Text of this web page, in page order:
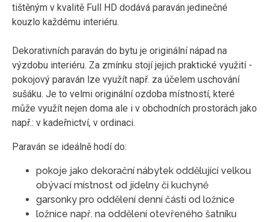
tištěným v kvalitě Full HD dodává paraván jedinečné
kouzlo každému interiéru.
Dekorativních paraván do bytu je originální nápad na
výzdobu interiéru. Za zmínku stojí jejich praktické využití -
pokojový paraván lze využít např. za účelem uschování
sušáku. Je to velmi originální ozdoba místností, které
může využít nejen doma ale i v obchodních prostorách jako
např.: v kadeřnictví, v ordinaci.
Paraván se ideálně hodí do:
pokoje jako dekorační nábytek oddělující velkou
obývací místnost od jídelny či kuchyně
garsonky pro oddělení denní části od ložnice
ložnice např. na oddělení otevřeného šatníku